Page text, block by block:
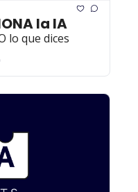
la IA
lo que dices